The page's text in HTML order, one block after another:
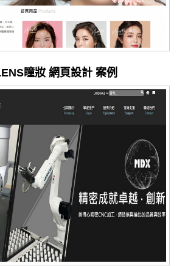
瞳妝 網頁設計 案例